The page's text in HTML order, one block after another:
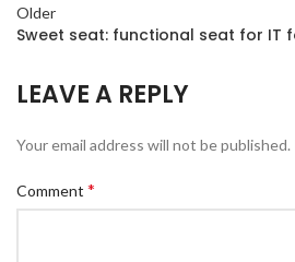
Older
Sweet seat: functional seat for IT
LEAVE A REPLY
Your email address will not be published.
Comment *